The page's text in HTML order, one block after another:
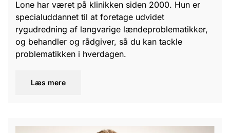
Lone har været på klinikken siden 2000. Hun er
specialuddannet til at foretage udvidet
rygudredning af langvarige lændeproblematikker,
og behandler og rådgiver, så du kan tackle
problematikken i hverdagen.
Læs mere